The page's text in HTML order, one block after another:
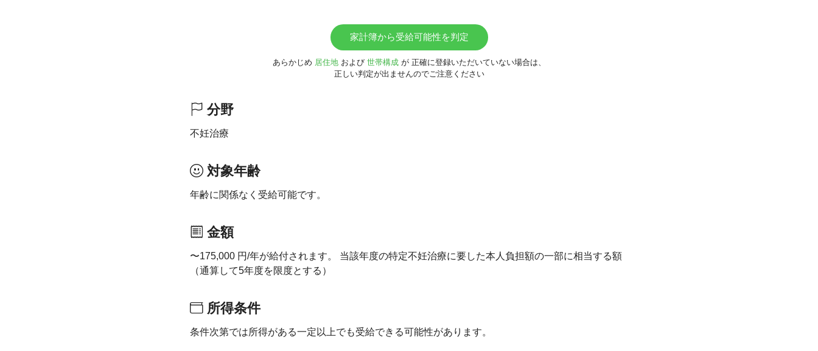
家計簿から受給可能性を判定
あらかじめ 居住地および 世帯構成が 正確に登録いただいていない場合は、
正しい判定が出ませんのでご注意ください
分野
不妊治療
対象年齢
年齢に関係なく受給可能です。
金額
〜175,000 円/年が給付されます。 当該年度の特定不妊治療に要した本人負担額の一部に相当する額
（通算して5年度を限度とする）
所得条件
条件次第では所得がある一定以上でも受給できる可能性があります。